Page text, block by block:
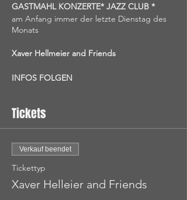
GASTMAHL KONZERTE* JAZZ CLUB *
am Anfang immer der letzte Dienstag des
Monats
Xaver Hellmeier and Friends
INFOS FOLGEN
Tickets
Verkauf beendet
Tickettyp
Xaver Helleier and Friends